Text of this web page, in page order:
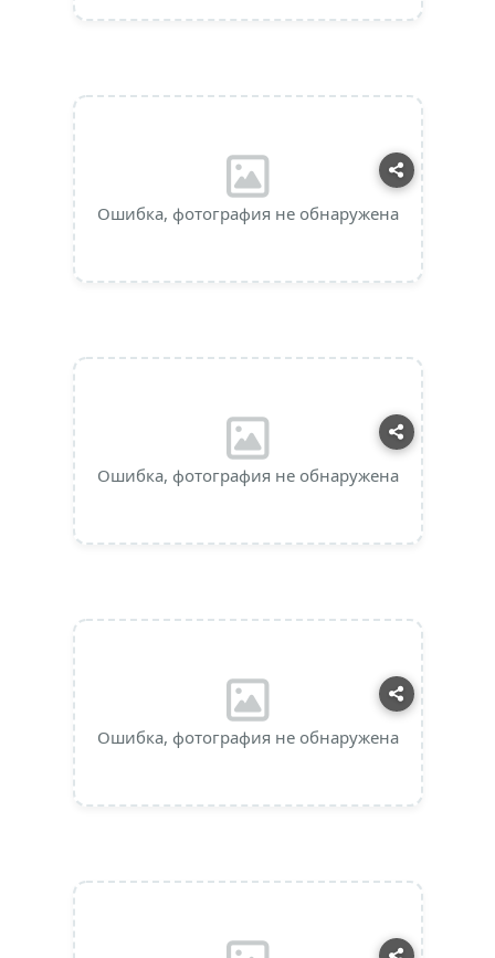
Ошибка, фотография не обнаружена
Ошибка, фотография не обнаружена
Ошибка, фотография не обнаружена